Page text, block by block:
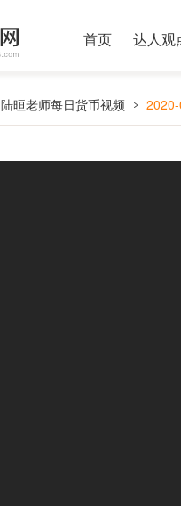
首页 达人观
陆晅老师每日货币视频